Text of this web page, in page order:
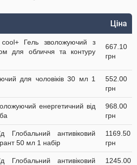
Ціна
Гель зволожуючий з
для обличчя та контуру
667.10
грн
для чоловіків 30 мл 1
552.00
грн
енергетичний від
968.00
грн
антивіковий
50 мл 1 набір
1169.50
грн
антивіковий
1245.00